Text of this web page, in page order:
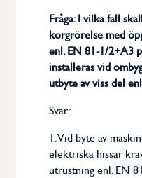
Dokument
Erfarenhetsdokument
Om Swetic
Fråga: I vilka fall
korgrörelse med
enl. EN 81-1/2+A3
installeras vid
utbyte av viss del
Svar:
1. Vid byte av
elektriska hissar
utrustning enl. EN